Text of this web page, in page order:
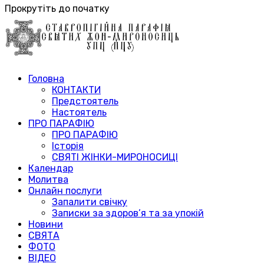
Прокрутіть до початку
Головна
КОНТАКТИ
Предстоятель
Настоятель
ПРО ПАРАФІЮ
ПРО ПАРАФІЮ
Історія
СВЯТІ ЖІНКИ-МИРОНОСИЦІ
Календар
Молитва
Онлайн послуги
Запалити свічку
Записки за здоров’я та за упокій
Новини
СВЯТА
ФОТО
ВІДЕО